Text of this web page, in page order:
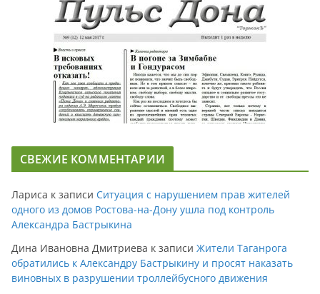
СВЕЖИЕ КОММЕНТАРИИ
Лариса к записи Ситуация с нарушением прав жителей
одного из домов Ростова-на-Дону ушла под контроль
Александра Бастрыкина
Дина Ивановна Дмитриева к записи Жители Таганрога
обратились к Александру Бастрыкину и просят наказать
виновных в разрушении троллейбусного движения